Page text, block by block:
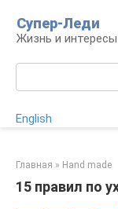
контенту
Супер-Леди
Жизнь и
English
Главная » Hand made
15 правил по